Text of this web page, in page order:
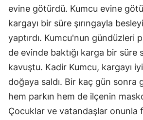
evine götürdü. Kumcu evine
kargayı bir süre şırıngayla
yaptırdı. Kumcu'nun gündüzleri
de evinde baktığı karga bir süre
kavuştu. Kadir Kumcu, kargayı
doğaya saldı. Bir kaç gün sonra
hem parkın hem de ilçenin
Çocuklar ve vatandaşlar onunla